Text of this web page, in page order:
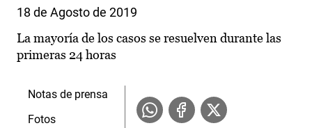
18 de Agosto de 2019
La mayoría de los casos se resuelven durante las
primeras 24 horas
Notas de prensa
Fotos